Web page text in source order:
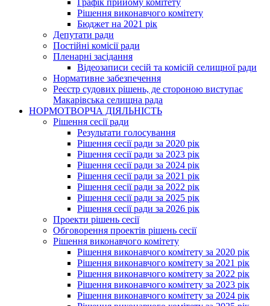
Графік прийому комітету
Рішення виконавчого комітету
Бюджет на 2021 рік
Депутати ради
Постійні комісії ради
Пленарні засідання
Відеозаписи сесій та комісій селищної ради
Нормативне забезпечення
Реєстр судових рішень, де стороною виступає
Макарівська селищна рада
НОРМОТВОРЧА ДІЯЛЬНІСТЬ
Рішення сесії ради
Результати голосування
Рішення сесії ради за 2020 рік
Рішення сесії ради за 2023 рік
Рішення сесії ради за 2024 рік
Рішення сесії ради за 2021 рік
Рішення сесії ради за 2022 рік
Рішення сесії ради за 2025 рік
Рішення сесії ради за 2026 рік
Проекти рішень сесії
Обговорення проектів рішень сесії
Рішення виконавчого комітету
Рішення виконавчого комітету за 2020 рік
Рішення виконавчого комітету за 2021 рік
Рішення виконавчого комітету за 2022 рік
Рішення виконавчого комітету за 2023 рік
Рішення виконавчого комітету за 2024 рік